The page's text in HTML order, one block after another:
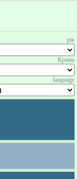
рік
Країна
language